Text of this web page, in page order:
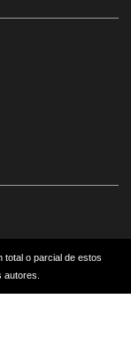
total o parcial de estos